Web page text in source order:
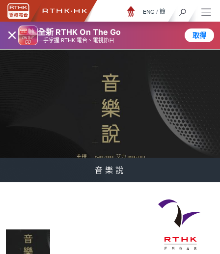
× 全新 RTHK On The Go
一手掌握 RTHK 電台、電視節目
取得
ENG / 簡
音樂說